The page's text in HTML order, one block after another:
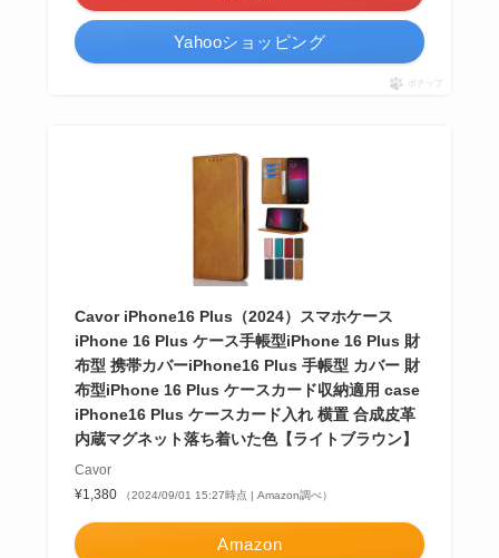
Yahooショッピング
ポチップ
Cavor iPhone16 Plus（2024）スマホケース
iPhone 16 Plus ケース手帳型iPhone 16 Plus 財
布型 携帯カバーiPhone16 Plus 手帳型 カバー 財
布型iPhone 16 Plus ケースカード収納適用 case
iPhone16 Plus ケースカード入れ 横置 合成皮革
内蔵マグネット落ち着いた色【ライトブラウン】
Cavor
¥1,380
（2024/09/01 15:27時点 | Amazon調べ）
Amazon